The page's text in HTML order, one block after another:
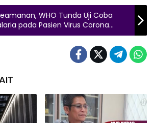
WHO Tunda Uji Coba
pada Pasien Virus Corona